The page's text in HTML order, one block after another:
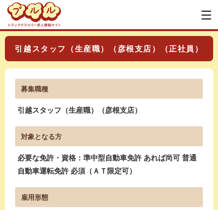
引越スタッフ（生産職）（彦根支店）（正社員）
募集職種
引越スタッフ（生産職）（彦根支店）
対象となる方
必要な免許・資格：準中型自動車免許 あれば尚可 普通
自動車運転免許 必須（ＡＴ限定可）
雇用形態